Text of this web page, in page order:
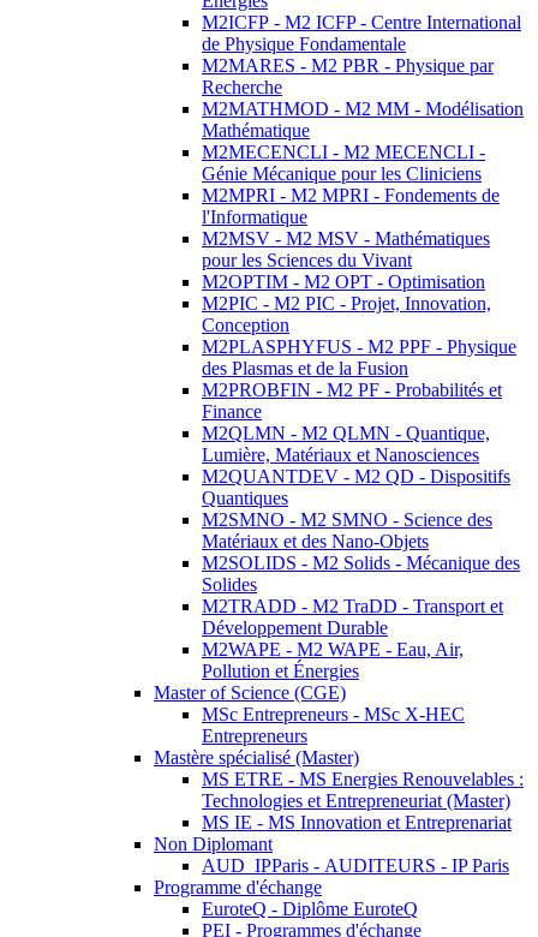
M2ICFP - M2 ICFP - Centre International
de Physique Fondamentale
M2MARES - M2 PBR - Physique par
Recherche
M2MATHMOD - M2 MM - Modélisation
Mathématique
M2MECENCLI - M2 MECENCLI -
Génie Mécanique pour les Cliniciens
M2MPRI - M2 MPRI - Fondements de
l'Informatique
M2MSV - M2 MSV - Mathématiques
pour les Sciences du Vivant
M2OPTIM - M2 OPT - Optimisation
M2PIC - M2 PIC - Projet, Innovation,
Conception
M2PLASPHYFUS - M2 PPF - Physique
des Plasmas et de la Fusion
M2PROBFIN - M2 PF - Probabilités et
Finance
M2QLMN - M2 QLMN - Quantique,
Lumière, Matériaux et Nanosciences
M2QUANTDEV - M2 QD - Dispositifs
Quantiques
M2SMNO - M2 SMNO - Science des
Matériaux et des Nano-Objets
M2SOLIDS - M2 Solids - Mécanique des
Solides
M2TRADD - M2 TraDD - Transport et
Développement Durable
M2WAPE - M2 WAPE - Eau, Air,
Pollution et Énergies
Master of Science (CGE)
MSc Entrepreneurs - MSc X-HEC
Entrepreneurs
Mastère spécialisé (Master)
MS ETRE - MS Energies Renouvelables :
Technologies et Entrepreneuriat (Master)
MS IE - MS Innovation et Entreprenariat
Non Diplomant
AUD_IPParis - AUDITEURS - IP Paris
Programme d'échange
EuroteQ - Diplôme EuroteQ
PEI - Programmes d'échange